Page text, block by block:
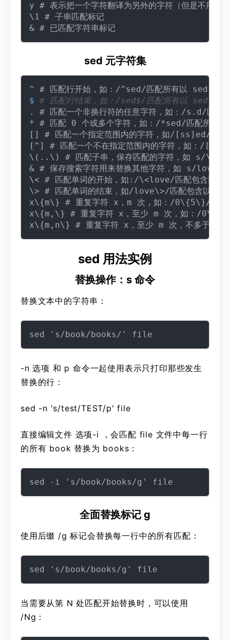
y # 表示把一个字符翻译为另外的字符（但是不用于
\1 # 子串匹配标记
sed 元字符集
$ # 匹配行结束，如：/sed$/匹配所有以 sed 结尾
. # 匹配一个非换行符的任意字符，如：/s.d/匹配
* # 匹配 0 个或多个字符，如：/*sed/匹配所有模
[] # 匹配一个指定范围内的字符，如/[ss]ed/匹
[^] # 匹配一个不在指定范围内的字符，如：/
\(..\) # 匹配子串，保存匹配的字符，如 s/
& # 保存搜索字符用来替换其他字符，如 s/
\< # 匹配单词的开始，如:/\<love/匹配包含以
\> # 匹配单词的结束，如/love\>/匹配包含以
x\{m\} # 重复字符 x，m 次，如：/0\{5\}/匹配
x\{m,\} # 重复字符 x，至少 m 次，如：/
sed 用法实例
替换操作：s 命令
替换文本中的字符串：
-n 选项 和 p 命令一起使用表示只打印那些发生
替换的行：
sed -n 's/test/TEST/p' file
直接编辑文件 选项-i ，会匹配 file 文件中每一行
的所有 book 替换为 books：
全面替换标记 g
使用后缀 /g 标记会替换每一行中的所有匹配：
当需要从第 N 处匹配开始替换时，可以使用
/Ng：